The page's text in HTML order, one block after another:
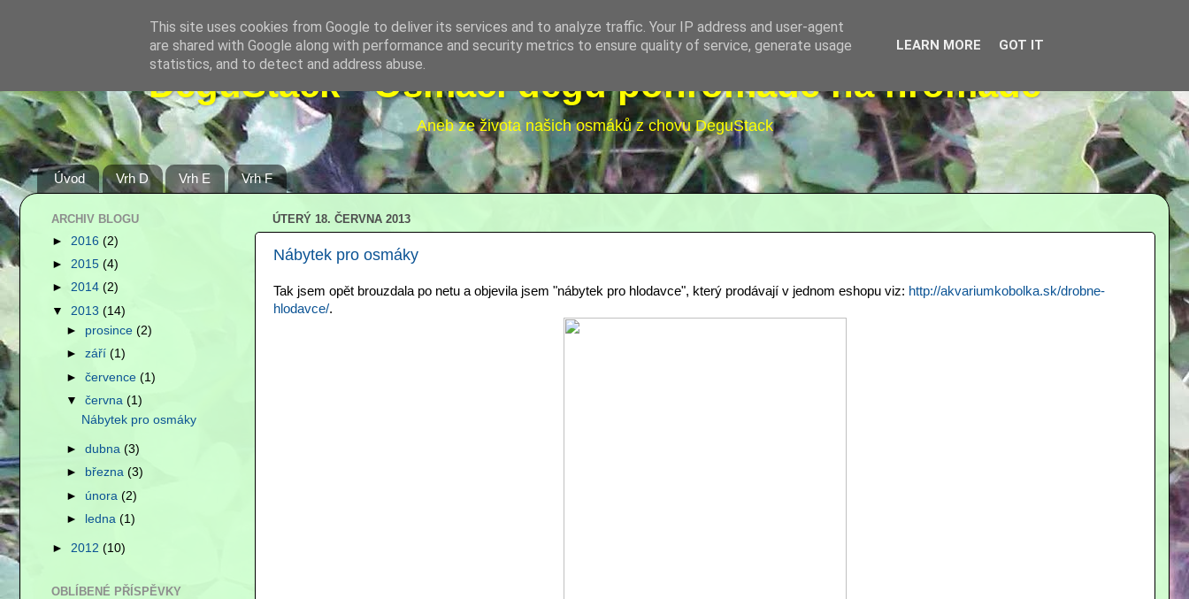
DeguStack - Osmáci degu pohromadě na hromadě
Aneb ze života našich osmáků z chovu DeguStack
Úvod Vrh D Vrh E Vrh F
ÚTERÝ 18. ČERVNA 2013
Nábytek pro osmáky
Tak jsem opět brouzdala po netu a objevila jsem "nábytek pro hlodavce", který prodávají v jednom eshopu viz: http://akvariumkobolka.sk/drobne-
hlodavce/.
ARCHIV BLOGU
► 2016 (2)
► 2015 (4)
► 2014 (2)
▼ 2013 (14)
► prosince(2)
►září(1)
►července(1)
▼června(1)
Nábytek pro osmáky
►dubna(3)
►
března(3)
► února(2)
► ledna(1)
► 2012 (10)
OBLÍBENÉ PŘÍSPĚVKY
This site uses cookies from Google to deliver its services and to analyze traffic. Your IP address and user-agent
are shared with Google along with performance and security metrics to ensure quality of service, generate usage
statistics, and to detect and address abuse.
LEARN MORE GOT IT